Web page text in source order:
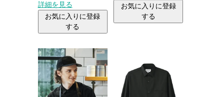
詳細を見る
お気に入りに登録
する
お気に入りに登録
する